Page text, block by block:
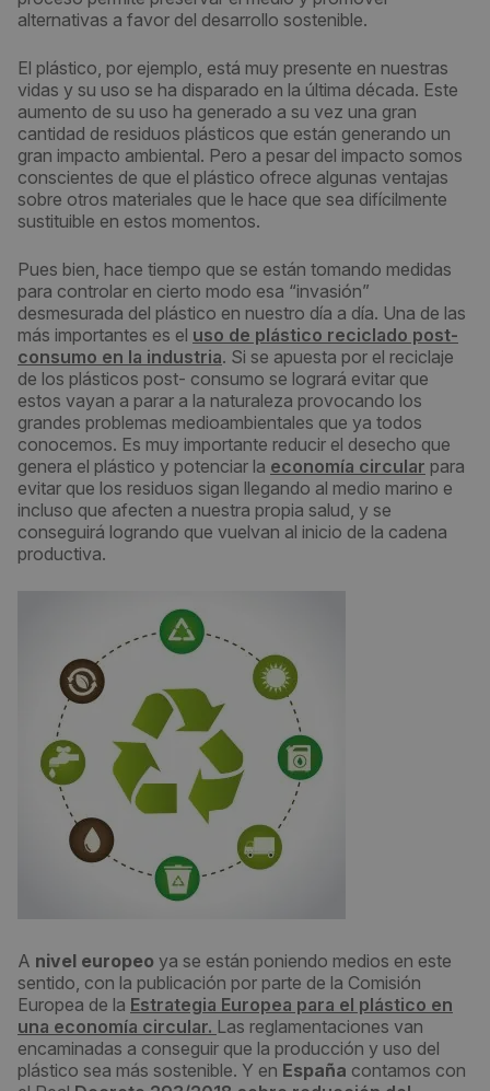
alternativas a favor del desarrollo sostenible.
El plástico, por ejemplo, está muy presente en nuestras
vidas y su uso se ha disparado en la última década. Este
aumento de su uso ha generado a su vez una gran
cantidad de residuos plásticos que están generando un
gran impacto ambiental. Pero a pesar del impacto somos
conscientes de que el plástico ofrece algunas ventajas
sobre otros materiales que le hace que sea difícilmente
sustituible en estos momentos.
Pues bien, hace tiempo que se están tomando medidas
para controlar en cierto modo esa “invasión”
desmesurada del plástico en nuestro día a día. Una de las
más importantes es el uso de plástico reciclado post-
consumo en la industria. Si se apuesta por el reciclaje
de los plásticos post- consumo se logrará evitar que
estos vayan a parar a la naturaleza provocando los
grandes problemas medioambientales que ya todos
conocemos. Es muy importante reducir el desecho que
genera el plástico y potenciar la economía circular para
evitar que los residuos sigan llegando al medio marino e
incluso que afecten a nuestra propia salud, y se
conseguirá logrando que vuelvan al inicio de la cadena
productiva.
A nivel europeo ya se están poniendo medios en este
sentido, con la publicación por parte de la Comisión
Europea de la Estrategia Europea para el plástico en
una economía circular. Las reglamentaciones van
encaminadas a conseguir que la producción y uso del
plástico sea más sostenible. Y en España contamos con